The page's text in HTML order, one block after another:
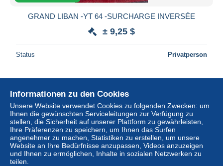
GRAND LIBAN -YT 64 -SURCHARGE INVERSÉE
± 9,25 $
Status Privatperson
Informationen zu den Cookies
Unsere Website verwendet Cookies zu folgenden Zwecken: um
Ihnen die gewünschten Serviceleitungen zur Verfügung zu
stellen, die Sicherheit auf unserer Plattform zu gewährleisten,
Ihre Präferenzen zu speichern, um Ihnen das Surfen
angenehmer zu machen, Statistiken zu erstellen, um unsere
Website an Ihre Bedürfnisse anzupassen, Videos anzuzeigen
und Ihnen zu ermöglichen, Inhalte in sozialen Netzwerken zu
teilen.